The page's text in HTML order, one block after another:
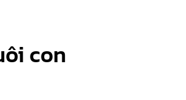
con